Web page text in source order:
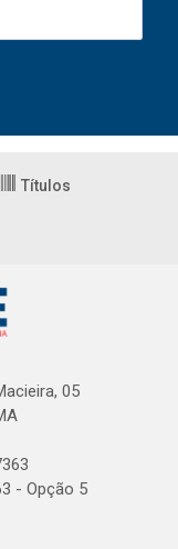
Títulos
05
- Opção 5